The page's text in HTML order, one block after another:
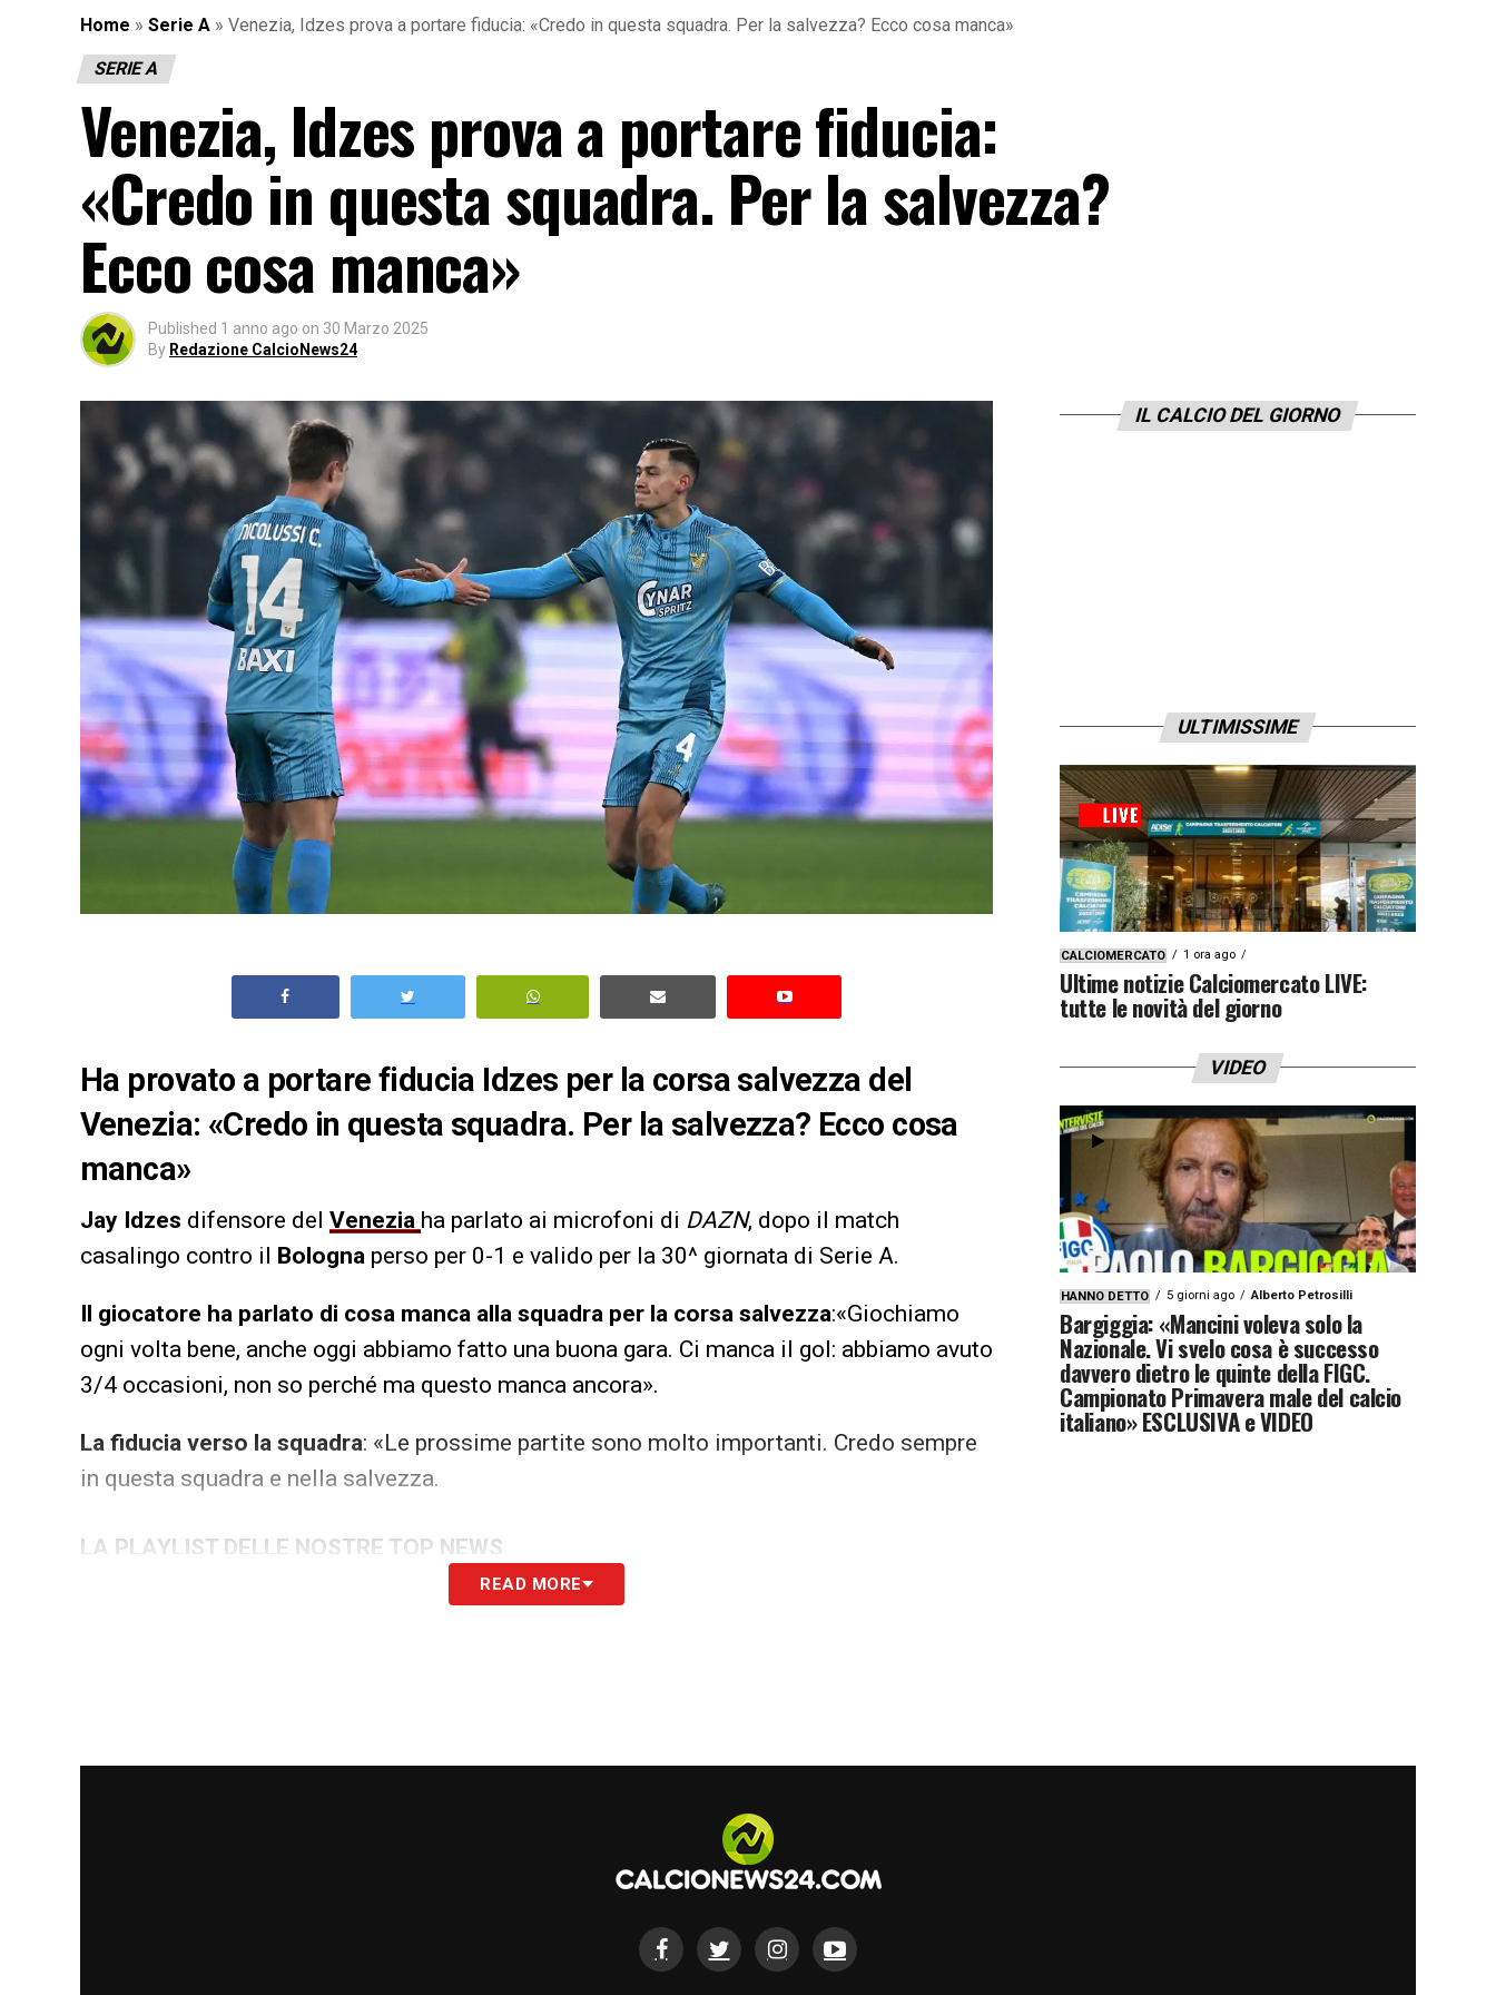
Home » Serie A » Venezia, Idzes prova a portare fiducia: «Credo in questa squadra. Per la salvezza? Ecco cosa manca»
SERIE A
Venezia, Idzes prova a portare fiducia:
«Credo in questa squadra. Per la salvezza?
Ecco cosa manca»
Published 1 anno ago on 30 Marzo 2025
By Redazione CalcioNews24
Ha provato a portare fiducia Idzes per la corsa salvezza del
Venezia: «Credo in questa squadra. Per la salvezza? Ecco cosa
manca»
Jay Idzes difensore del Venezia ha parlato ai microfoni di DAZN, dopo il match
casalingo contro il Bologna perso per 0-1 e valido per la 30^ giornata di Serie A.
Il giocatore ha parlato di cosa manca alla squadra per la corsa salvezza:«Giochiamo
ogni volta bene, anche oggi abbiamo fatto una buona gara. Ci manca il gol: abbiamo avuto
3/4 occasioni, non so perché ma questo manca ancora».
La fiducia verso la squadra: «Le prossime partite sono molto importanti. Credo sempre
in questa squadra e nella salvezza.
LA PLAYLIST DELLE NOSTRE TOP NEWS
READ MORE
IL CALCIO DEL GIORNO
ULTIMISSIME
CALCIOMERCATO 1 ora ago
Ultime notizie Calciomercato LIVE:
tutte le novità del giorno
VIDEO
HANNO DETTO 5 giorni ago Alberto Petrosilli
Bargiggia: «Mancini voleva solo la
Nazionale. Vi svelo cosa è successo
davvero dietro le quinte della FIGC.
Campionato Primavera male del calcio
italiano» ESCLUSIVA e VIDEO